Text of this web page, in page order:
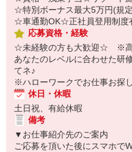
☆特別ボーナス最大5万円(規
☆車通勤OK☆正社員登用制度
応募資格・経験
☆未経験の方も大歓迎☆ ※高
あなたのレベルに合わせた研
てネ♪
※ハローワークでお仕事お探
休日・休暇
土日祝、有給休暇
備考
▼お仕事紹介先のご案内
ご応募を頂いた後にスマホで